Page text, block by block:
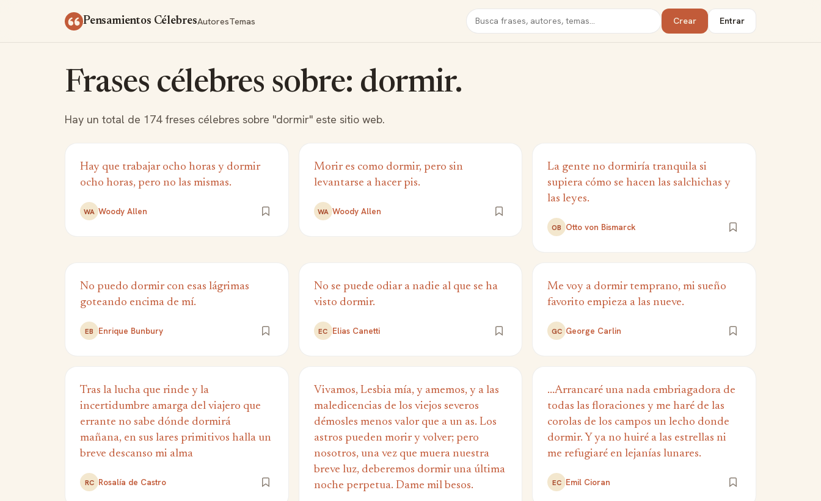
Pensamientos CélebresAutoresTemas Buscar Crear Entrar
Frases célebres sobre: dormir.
Hay un total de 174 freses célebres sobre "dormir" este sitio web.
Hay que trabajar ocho horas y dormir
ocho horas, pero no las mismas.
WA Woody Allen
Morir es como dormir, pero sin
levantarse a hacer pis.
WA Woody Allen
La gente no dormiría tranquila si
supiera cómo se hacen las salchichas y
las leyes.
OB Otto von Bismarck
No puedo dormir con esas lágrimas
goteando encima de mí.
EB Enrique Bunbury
No se puede odiar a nadie al que se ha
visto dormir.
EC Elias Canetti
Me voy a dormir temprano, mi sueño
favorito empieza a las nueve.
GC George Carlin
Tras la lucha que rinde y la
incertidumbre amarga del viajero que
errante no sabe dónde dormirá
mañana, en sus lares primitivos halla un
breve descanso mi alma
RC Rosalía de Castro
Vivamos, Lesbia mía, y amemos, y a las
maledicencias de los viejos severos
démosles menos valor que a un as. Los
astros pueden morir y volver; pero
nosotros, una vez que muera nuestra
breve luz, deberemos dormir una última
noche perpetua. Dame mil besos.
...Arrancaré una nada embriagadora de
todas las floraciones y me haré de las
corolas de los campos un lecho donde
dormir. Y ya no huiré a las estrellas ni
me refugiaré en lejanías lunares.
EC Emil Cioran